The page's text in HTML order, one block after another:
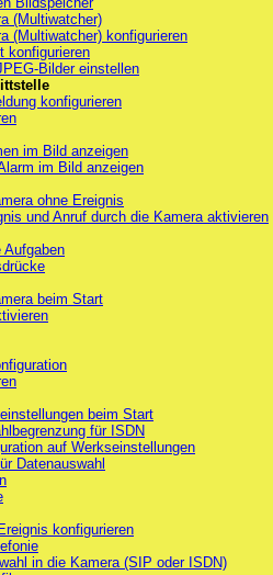
(Multiwatcher)
(Multiwatcher) konfigurieren
konfigurieren
Bilder einstellen
konfigurieren
im Bild anzeigen
im Bild anzeigen
ohne Ereignis
und Anruf durch die Kamera aktivieren
Aufgaben
beim Start
beim Start
für ISDN
auf Werkseinstellungen
Datenauswahl
konfigurieren
in die Kamera (SIP oder ISDN)